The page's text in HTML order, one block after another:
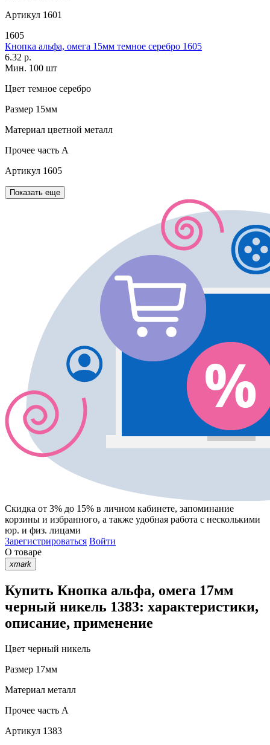
Артикул 1601
1605
Кнопка альфа, омега 15мм темное серебро 1605
6.32 р.
Мин. 100 шт
Цвет темное серебро
Размер 15мм
Материал цветной металл
Прочее часть A
Артикул 1605
Показать еще
Скидка от 3% до 15% в личном кабинете, запоминание
корзины и избранного, а также удобная работа с несколькими
юр. и физ. лицами
Зарегистрироваться Войти
О товаре
xmark
Купить Кнопка альфа, омега 17мм
черный никель 1383: характеристики,
описание, применение
Цвет черный никель
Размер 17мм
Материал металл
Прочее часть A
Артикул 1383